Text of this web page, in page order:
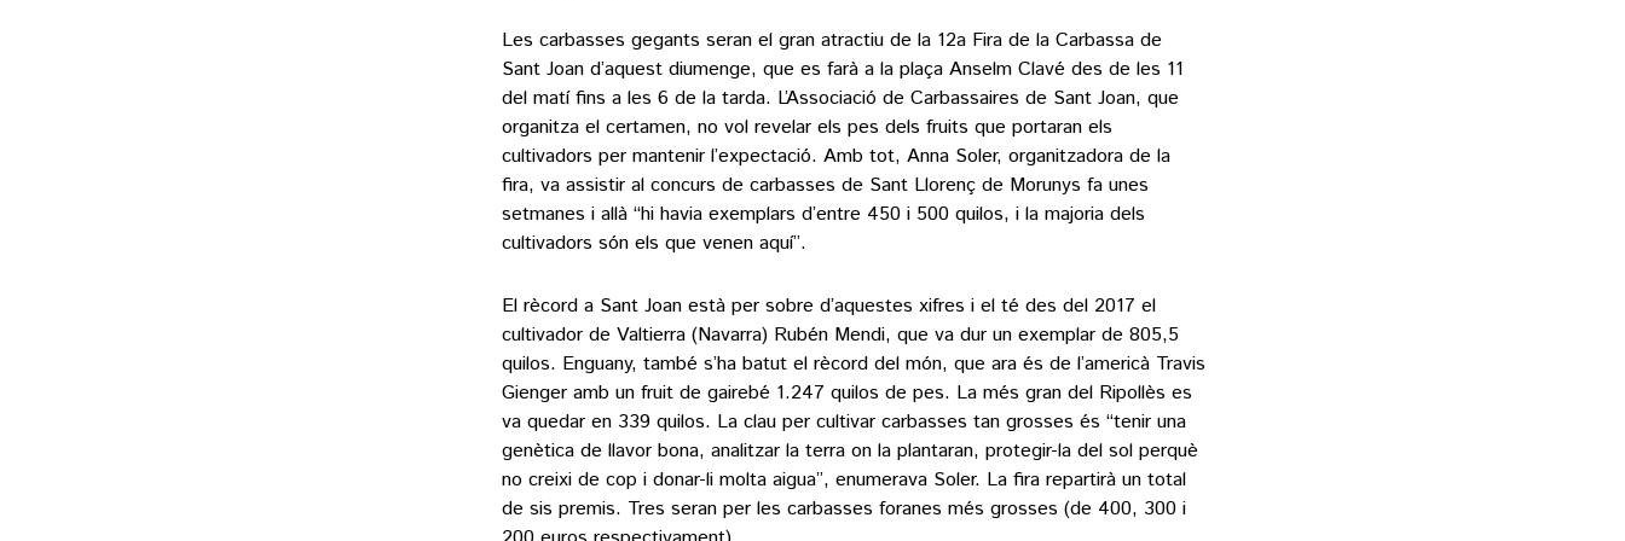
Les carbasses gegants seran el gran atractiu de la 12a Fira de la Carbassa de
Sant Joan d’aquest diumenge, que es farà a la plaça Anselm Clavé des de les 11
del matí fins a les 6 de la tarda. L’Associació de Carbassaires de Sant Joan, que
organitza el certamen, no vol revelar els pes dels fruits que portaran els
cultivadors per mantenir l’expectació. Amb tot, Anna Soler, organitzadora de la
fira, va assistir al concurs de carbasses de Sant Llorenç de Morunys fa unes
setmanes i allà “hi havia exemplars d’entre 450 i 500 quilos, i la majoria dels
cultivadors són els que venen aquí”.
El rècord a Sant Joan està per sobre d’aquestes xifres i el té des del 2017 el
cultivador de Valtierra (Navarra) Rubén Mendi, que va dur un exemplar de 805,5
quilos. Enguany, també s’ha batut el rècord del món, que ara és de l’americà Travis
Gienger amb un fruit de gairebé 1.247 quilos de pes. La més gran del Ripollès es
va quedar en 339 quilos. La clau per cultivar carbasses tan grosses és “tenir una
genètica de llavor bona, analitzar la terra on la plantaran, protegir-la del sol perquè
no creixi de cop i donar-li molta aigua”, enumerava Soler. La fira repartirà un total
de sis premis. Tres seran per les carbasses foranes més grosses (de 400, 300 i